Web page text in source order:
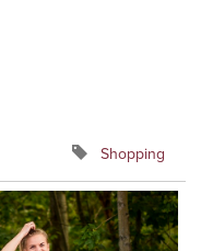
Shopping